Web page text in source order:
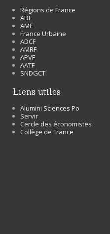
Régions de France
ADF
AMF
France Urbaine
ADCF
AMRF
APVF
AATF
SNDGCT
liens utiles
Alumini Sciences Po
Servir
Cercle des économistes
Collège de France